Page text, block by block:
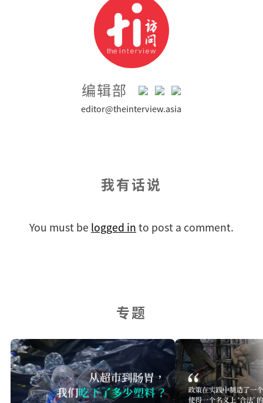
编辑部
editor@theinterview.asia
我有话说
You must be logged in to post a comment.
专题